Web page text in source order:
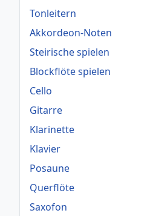
Tonleitern
Akkordeon-Noten
Steirische spielen
Blockflöte spielen
Cello
Gitarre
Klarinette
Klavier
Posaune
Querflöte
Saxofon